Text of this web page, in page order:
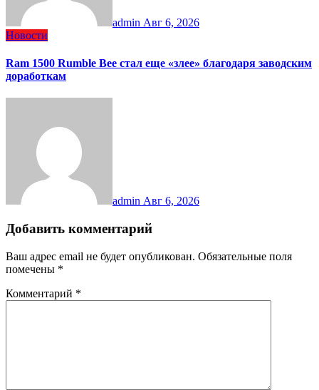
admin Авг 6, 2026
Новости
Ram 1500 Rumble Bee стал еще «злее» благодаря заводским
доработкам
admin Авг 6, 2026
Добавить комментарий
Ваш адрес email не будет опубликован. Обязательные поля
помечены *
Комментарий *